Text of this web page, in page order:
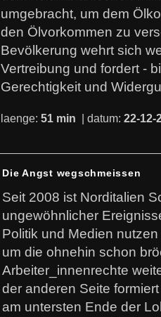
umgebracht, um dem
den Ölvorkommen zu
Bevölkerung wehrt sich
Vertreibung und fordert -
Gerechtigkeit und
laenge: 51 min | datum: 22-12-
Die Angst wegschmeissen
Seit 2008 ist Norditalien
ungewöhnlicher
Politik und Medien
um die ohnehin schon
Arbeiter_innenrechte
der anderen Seite
am untersten Ende der